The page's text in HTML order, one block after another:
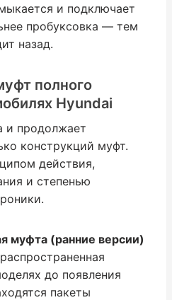
и подключает
пробуксовка — тем
назад.
полного
Hyundai
и продолжает
конструкций муфт.
действия,
и степенью
муфта (ранние версии)
до появления
пакеты